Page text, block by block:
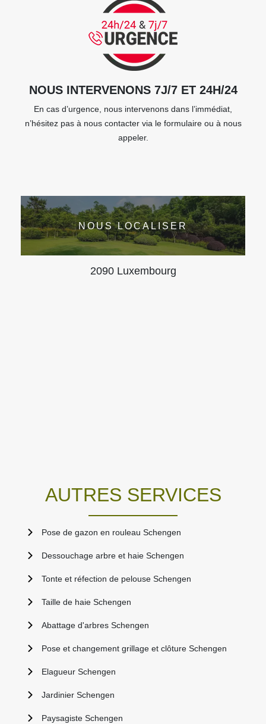
NOUS INTERVENONS 7J/7 ET 24H/24
En cas d’urgence, nous intervenons dans l’immédiat,
n’hésitez pas à nous contacter via le formulaire ou à nous
appeler.
NOUS LOCALISER
2090 Luxembourg
AUTRES SERVICES
Pose de gazon en rouleau Schengen
Dessouchage arbre et haie Schengen
Tonte et réfection de pelouse Schengen
Taille de haie Schengen
Abattage d'arbres Schengen
Pose et changement grillage et clôture Schengen
Elagueur Schengen
Jardinier Schengen
Paysagiste Schengen